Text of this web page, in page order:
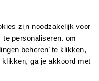
zijn noodzakelijk voor
personaliseren, om
beheren’ te klikken,
klikken, ga je akkoord met